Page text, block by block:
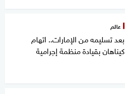
عالم
بعد تسليمه من الإمارات.. اتهام
كيناهان بقيادة منظمة إجرامية